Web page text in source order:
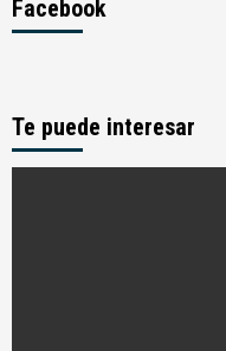
Facebook
Te puede interesar